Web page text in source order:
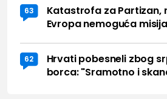
63
Katastrofa za Partizan,
Evropa nemoguća
62
Hrvati pobesneli zbog
borca: "Sramotno i